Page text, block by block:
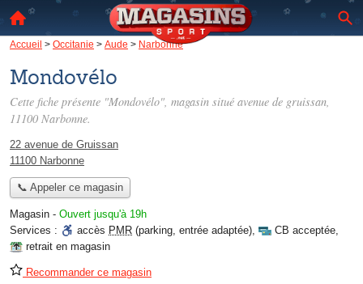
Accueil > Occitanie > Aude > Narbonne
Mondovélo
Cette fiche présente "Mondovélo", magasin situé avenue de gruissan,
11100 Narbonne.
22 avenue de Gruissan
11100 Narbonne
📞 Appeler ce magasin
Magasin - Ouvert jusqu'à 19h
Services :
accès PMR (parking, entrée adaptée), CB acceptée,
retrait en magasin
Recommander ce magasin